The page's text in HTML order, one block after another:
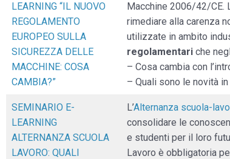
LEARNING “IL NUOVO
REGOLAMENTO
EUROPEO SULLA
SICUREZZA DELLE
MACCHINE: COSA
CAMBIA?”
Macchine 2006/42/CE.
rimediare alla carenza
utilizzate in ambito
regolamentari che
– Cosa cambia con
– Quali sono le novità
SEMINARIO E-
LEARNING
ALTERNANZA SCUOLA
LAVORO: QUALI
L’Alternanza scuola-
consolidare le
e studenti per il loro
Lavoro è obbligatoria